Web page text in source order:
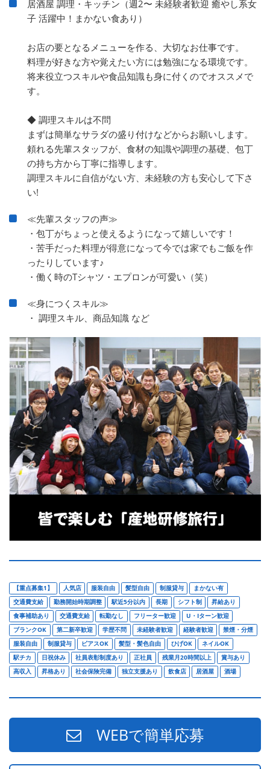
居酒屋 調理・キッチン（週2〜 未経験者歓迎 癒やし系女
子 活躍中！まかない食あり）
お店の要となるメニューを作る、大切なお仕事です。
料理が好きな方や覚えたい方には勉強になる環境です。
将来役立つスキルや食品知識も身に付くのでオススメで
す。
◆ 調理スキルは不問
まずは簡単なサラダの盛り付けなどからお願いします。
頼れる先輩スタッフが、食材の知識や調理の基礎、包丁
の持ち方から丁寧に指導します。
調理スキルに自信がない方、未経験の方も安心して下さ
い!
≪先輩スタッフの声≫
・包丁がちょっと使えるようになって嬉しいです！
・苦手だった料理が得意になって今では家でもご飯を作
ったりしています♪
・働く時のTシャツ・エプロンが可愛い（笑）
≪身につくスキル≫
・ 調理スキル、商品知識 など
【重点募集1】 人気店 服装自由 髪型自由 制服貸与
まかない有
交通費支給
勤務開始時期調整 駅近5分以内 長期 シフト制
昇給あり
食事補助あり
交通費支給 転勤なし フリーター歓迎
U・Iターン歓迎
ブランクOK
第二新卒歓迎 学歴不問 未経験者歓迎 経験者歓迎
禁煙・分煙
服装自由
制服貸与 ピアスOK 髪型・髪色自由 ひげOK
ネイルOK
駅チカ
日祝休み 社員表彰制度あり 正社員 残業月20時間以上
賞与あり
高収入
昇格あり 社会保険完備 独立支援あり 飲食店 居酒屋 酒場
WEBで簡単応募